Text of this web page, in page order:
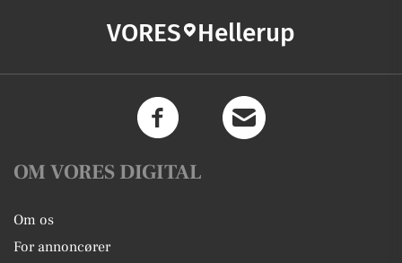
VORES Hellerup
OM VORES DIGITAL
Om os
For annoncører